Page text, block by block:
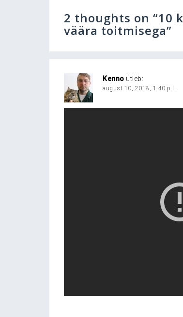
2 thoughts on “10
väära toitmisega”
Kenno ütleb:
august 10, 2018, 1:40 p.l.